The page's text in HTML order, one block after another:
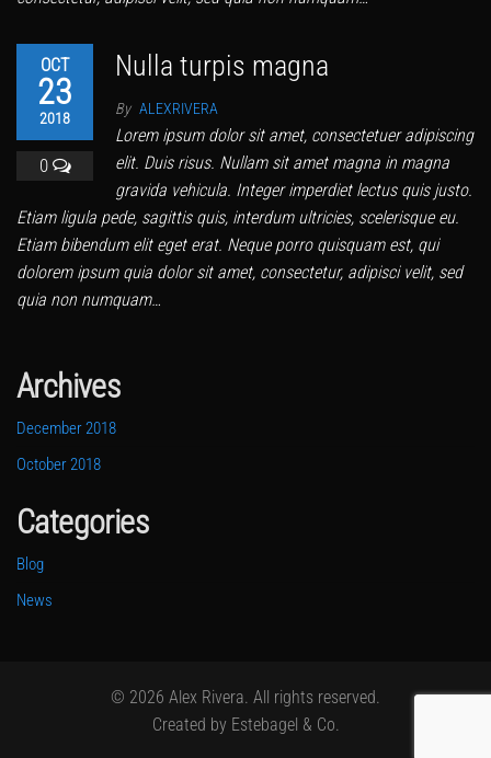
OCT
23
2018
0
Nulla turpis magna
By ALEXRIVERA
Lorem ipsum dolor sit amet, consectetuer adipiscing
elit. Duis risus. Nullam sit amet magna in magna
gravida vehicula. Integer imperdiet lectus quis justo.
Etiam ligula pede, sagittis quis, interdum ultricies, scelerisque eu.
Etiam bibendum elit eget erat. Neque porro quisquam est, qui
dolorem ipsum quia dolor sit amet, consectetur, adipisci velit, sed
quia non numquam…
Archives
December 2018
October 2018
Categories
Blog
News
© 2026 Alex Rivera. All rights reserved.
Created by Estebagel & Co.